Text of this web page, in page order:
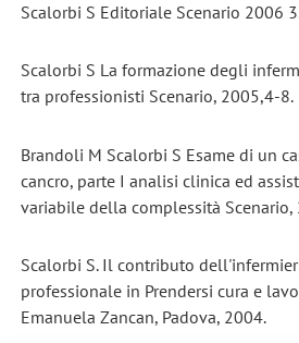
Scalorbi S Editoriale Scenario 2006
Scalorbi S La formazione degli
tra professionisti Scenario, 2005,4-8.
Brandoli M Scalorbi S Esame di un
cancro, parte I analisi clinica ed
variabile della complessità Scenario,
Scalorbi S. Il contributo
professionale in Prendersi cura e
Emanuela Zancan, Padova, 2004.